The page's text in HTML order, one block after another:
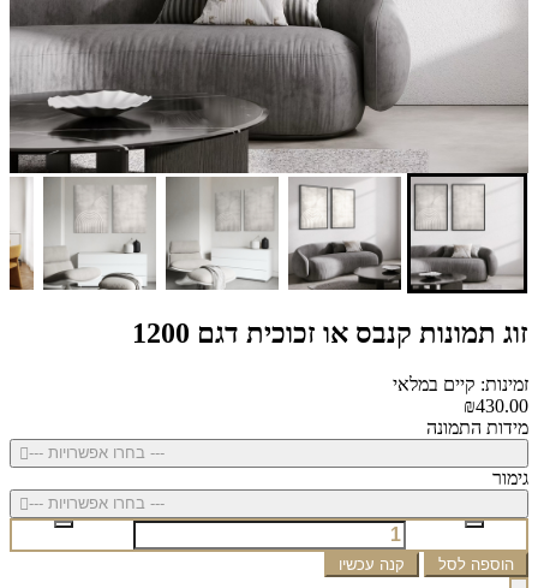
זוג תמונות קנבס או זכוכית דגם 1200
זמינות: קיים במלאי
₪430.00
מידות התמונה
--- בחרו אפשרויות ---
גימור
--- בחרו אפשרויות ---
הוספה לסל קנה עכשיו